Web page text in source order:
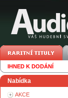
IHNED K DODÁNÍ
Nabídka
AKCE